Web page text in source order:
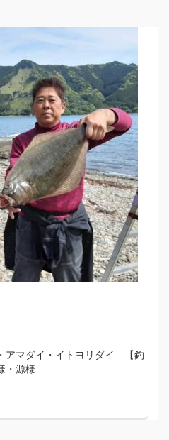
アマダイ・イトヨリダイ 【釣
・源様